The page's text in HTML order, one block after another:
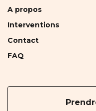
A propos
Interventions
Contact
FAQ